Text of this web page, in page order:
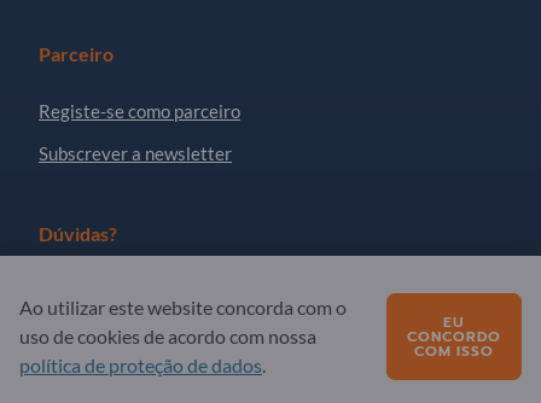
Parceiro
Registe-se como parceiro
Subscrever a newsletter
Dúvidas?
A nossa oferta de serviços
Quem somos
Ao utilizar este website concorda com o
uso de cookies de acordo com nossa
política de proteção de dados.
EU
CONCORDO
COM ISSO